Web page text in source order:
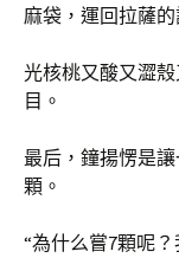
麻袋，運回拉薩的
光核桃又酸又澀
目。
最后，鐘揚愣是
顆。
“為什么嘗7顆呢